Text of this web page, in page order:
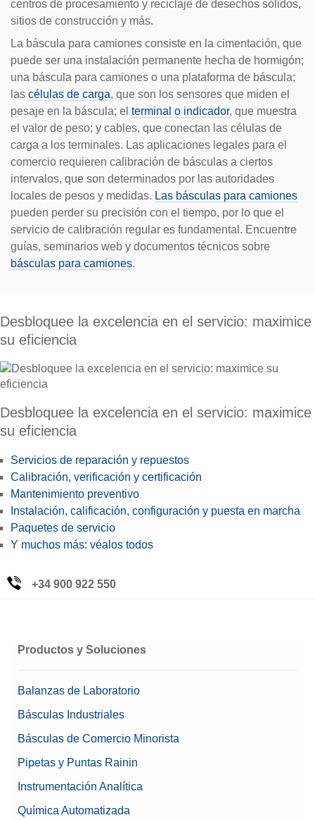
d
e
o
centros de procesamiento y reciclaje de desechos sólidos,
sitios de construcción y más.
La báscula para camiones consiste en la cimentación, que
puede ser una instalación permanente hecha de hormigón;
una báscula para camiones o una plataforma de báscula;
las células de carga, que son los sensores que miden el
pesaje en la báscula; el terminal o indicador, que muestra
el valor de peso; y cables, que conectan las células de
carga a los terminales. Las aplicaciones legales para el
comercio requieren calibración de básculas a ciertos
intervalos, que son determinados por las autoridades
locales de pesos y medidas. Las básculas para camiones
pueden perder su precisión con el tiempo, por lo que el
servicio de calibración regular es fundamental. Encuentre
guías, seminarios web y documentos técnicos sobre
básculas para camiones.
Desbloquee la excelencia en el servicio: maximice
su eficiencia
Desbloquee la excelencia en el servicio: maximice
su eficiencia
Servicios de reparación y repuestos
Calibración, verificación y certificación
Mantenimiento preventivo
Instalación, calificación, configuración y puesta en marcha
Paquetes de servicio
Y muchos más: véalos todos
+34 900 922 550
Productos y Soluciones
Balanzas de Laboratorio
Básculas Industriales
Básculas de Comercio Minorista
Pipetas y Puntas Rainin
Instrumentación Analítica
Química Automatizada